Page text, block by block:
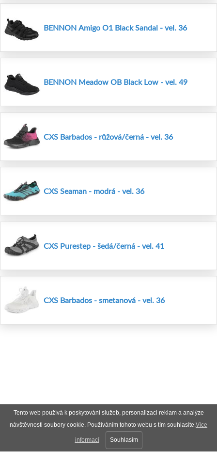
Tento web používá k poskytování služeb, personalizaci reklam a analýze
návštěvnosti soubory cookie. Používáním tohoto webu s tím souhlasíte.Vice
informací Souhlasím
BENNON Amigo O1 Black Sandal - vel. 36
BENNON Meadow OB Black Low - vel. 49
CXS Barbados - růžová/černá - vel. 36
CXS Seaman - modrá - vel. 36
CXS Purestep - šedá/černá - vel. 41
CXS Barbados - smetanová - vel. 36